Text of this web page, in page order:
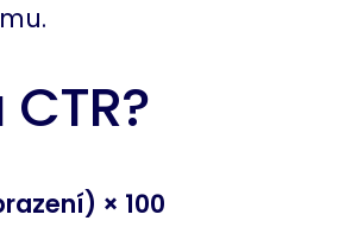
× 100